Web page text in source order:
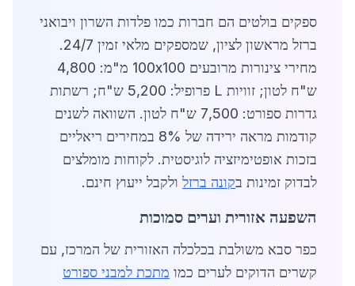
ספקים בולטים הם חברות כמו פלדות השרון ויבואני
ברזל מראשון לציון, שמספקים מלאי זמין 24/7.
מחירי צינורות מרובעים 100x100 מ"מ: 4,800
ש"ח לטון; זוויות L פרופיל: 5,200 ש"ח; רשתות
גדרות ספורט: 7,500 ש"ח לטון. השוואה לשנים
קודמות מראה ירידה של 8% במחירים ריאליים
בזכות אופטימיזציה לוגיסטית. לקוחות מומלצים
לבדוק זמינות בקונה ברזל ולקבל ייעוץ חינם.
השפעה אזורית וערים סמוכות
כפר סבא משולבת בכלכלה האזורית של המרכז, עם
קשרים הדוקים לערים כמו מתכת למבני ספורט